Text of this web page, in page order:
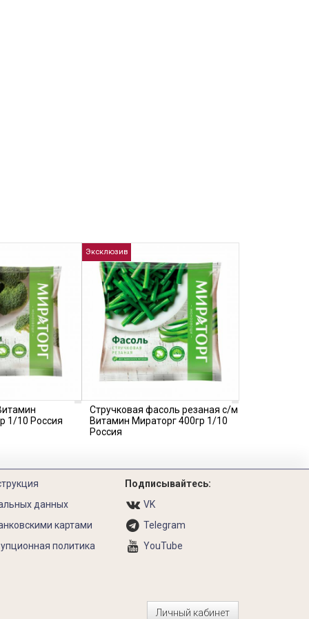
1/10 Россия
Эксклюзив
Стручковая фасоль резаная с/м
Витамин Мираторг 400гр 1/10
Россия
данных
картами
политика
Подписывайтесь:
VK
Telegram
YouTube
Личный кабинет